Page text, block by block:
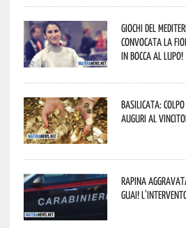
Giochi del
convocata la
In bocca al lupo!
Basilicata:
Auguri al
Rapina
guai!